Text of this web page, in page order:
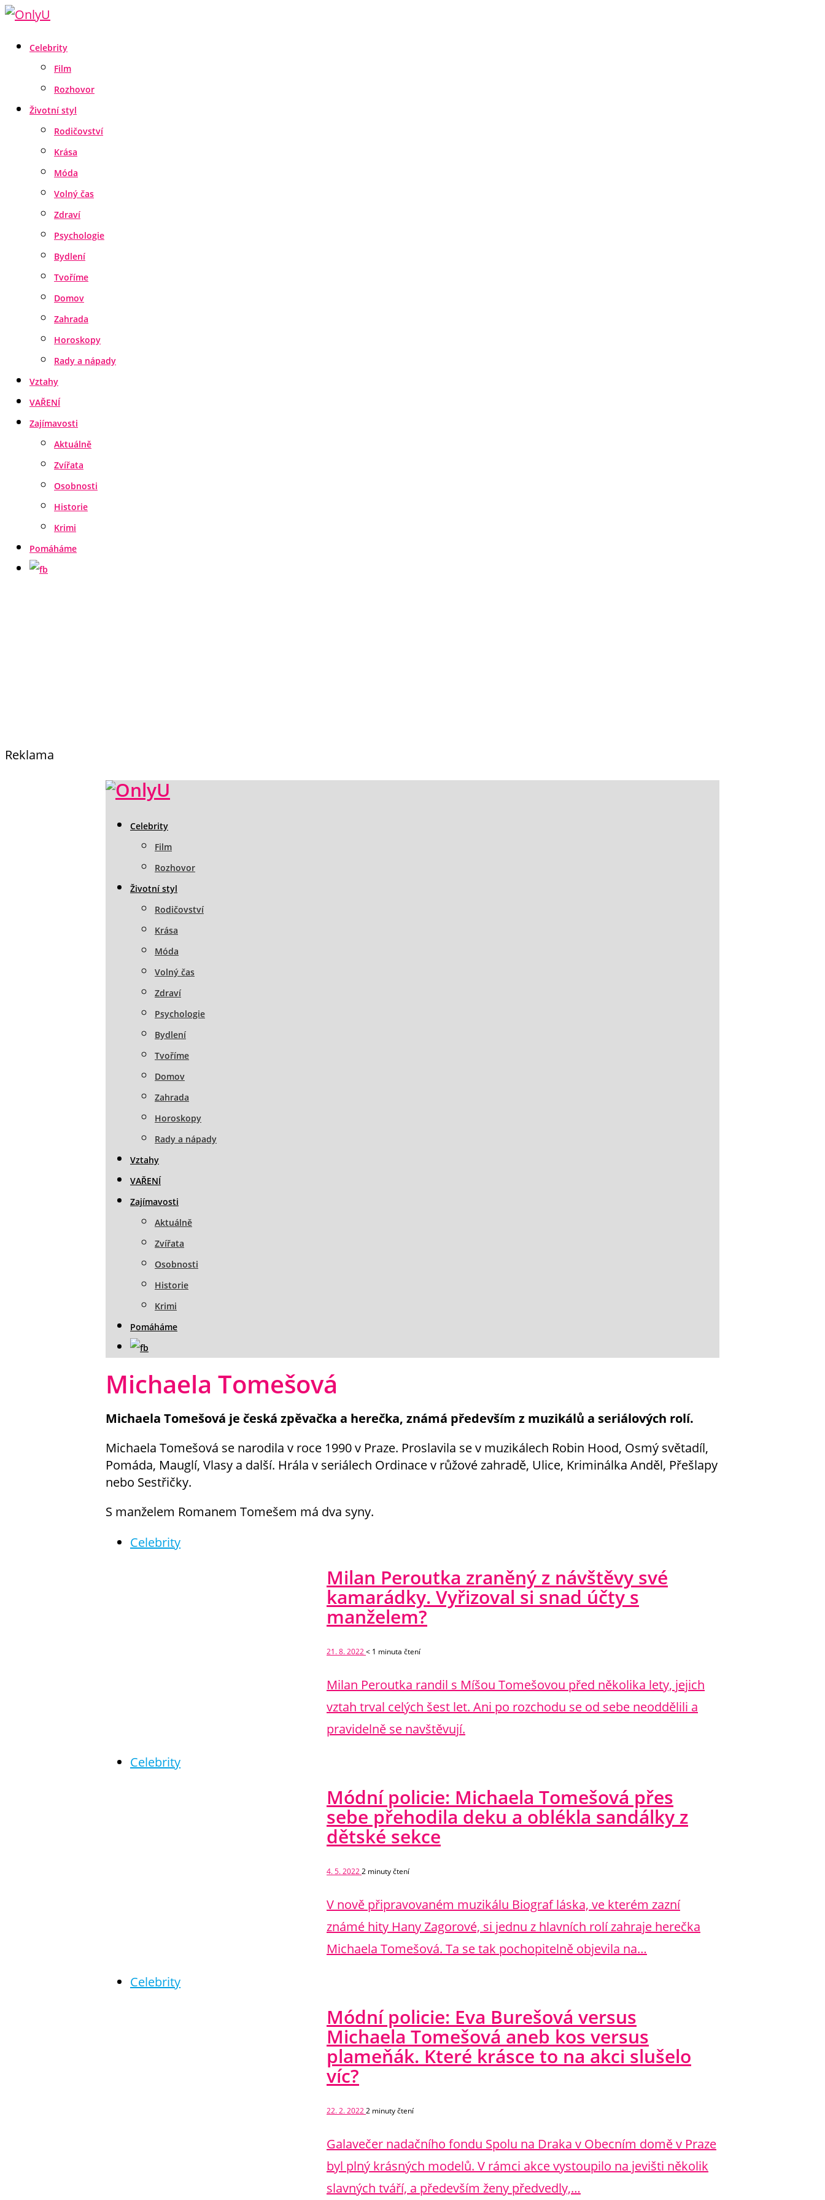
Celebrity
Film
Rozhovor
Životní styl
Rodičovství
Krása
Móda
Volný čas
Zdraví
Psychologie
Bydlení
Tvoříme
Domov
Zahrada
Horoskopy
Rady a nápady
Vztahy
VAŘENÍ
Zajímavosti
Aktuálně
Zvířata
Osobnosti
Historie
Krimi
Pomáháme
Reklama
Celebrity
Film
Rozhovor
Životní styl
Rodičovství
Krása
Móda
Volný čas
Zdraví
Psychologie
Bydlení
Tvoříme
Domov
Zahrada
Horoskopy
Rady a nápady
Vztahy
VAŘENÍ
Zajímavosti
Aktuálně
Zvířata
Osobnosti
Historie
Krimi
Pomáháme
Michaela Tomešová
Michaela Tomešová je česká zpěvačka a herečka, známá především z muzikálů a seriálových rolí.
Michaela Tomešová se narodila v roce 1990 v Praze. Proslavila se v muzikálech Robin Hood, Osmý světadíl,
Pomáda, Mauglí, Vlasy a další. Hrála v seriálech Ordinace v růžové zahradě, Ulice, Kriminálka Anděl, Přešlapy
nebo Sestřičky.
S manželem Romanem Tomešem má dva syny.
Celebrity
Milan Peroutka zraněný z návštěvy své
kamarádky. Vyřizoval si snad účty s
manželem?
21. 8. 2022< 1 minuta čtení
Milan Peroutka randil s Míšou Tomešovou před několika lety, jejich
vztah trval celých šest let. Ani po rozchodu se od sebe neoddělili a
pravidelně se navštěvují.
Celebrity
Módní policie: Michaela Tomešová přes
sebe přehodila deku a oblékla sandálky z
dětské sekce
4. 5. 20222 minuty čtení
V nově připravovaném muzikálu Biograf láska, ve kterém zazní
známé hity Hany Zagorové, si jednu z hlavních rolí zahraje herečka
Michaela Tomešová. Ta se tak pochopitelně objevila na…
Celebrity
Módní policie: Eva Burešová versus
Michaela Tomešová aneb kos versus
plameňák. Které krásce to na akci slušelo
víc?
22. 2. 20222 minuty čtení
Galavečer nadačního fondu Spolu na Draka v Obecním domě v Praze
byl plný krásných modelů. V rámci akce vystoupilo na jevišti několik
slavných tváří, a především ženy předvedly,…